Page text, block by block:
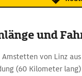
und
Amstetten von Linz
(60 Kilometer